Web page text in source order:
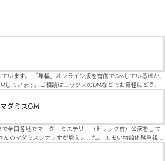
います。 「年輪」オンライン版を有償でGMしているほか、
しています。ご相談はエックスのDMなどでお気軽にどう
ダミスGM
全国各地でマーダーミステリー（トリック有）公演をして
ーというジャンル名でたくさんあるため、そのようなシナ